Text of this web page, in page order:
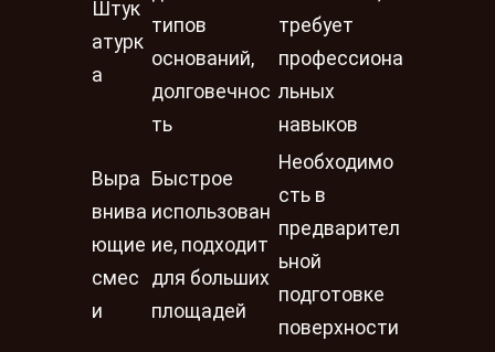
Штук
атурк
а
типов
оснований,
долговечнос
ть
требует
профессиона
льных
навыков
Выра
внива
ющие
смес
и
Быстрое
использован
ие, подходит
для больших
площадей
Необходимо
сть в
предварител
ьной
подготовке
поверхности